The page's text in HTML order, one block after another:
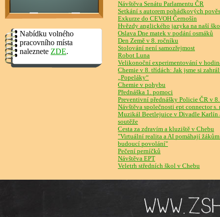
Nabídku volného
pracovního místa
naleznete ZDE.
Návštěva Senátu Parlamentu ČR
Setkání s autorem pohádkových
Exkurze do CEVOH Černošín
Hvězdy anglického jazyka na naší
Oslava Dne matek v podání osmáků
Den Země v 8. ročníku
Stolování není samozřejmost
Robot Luna
Velikonoční experimentování v
Chemie v 8. třídách: Jak jsme si
„Popeláky“
Chemie v pohybu
Přednáška 1. pomoci
Preventivní přednášky Policie ČR v
Návštěva společnosti ept connector s.
Muzikál Beetlejuice v Divadle Karlín
soutěže
Cesta za zdravím a kluziště v Chebu
"Virtuální realita a AI pomáhají
budoucí povolání"
Pečení perníčků
Návštěva EPT
Veletrh středních škol v Chebu